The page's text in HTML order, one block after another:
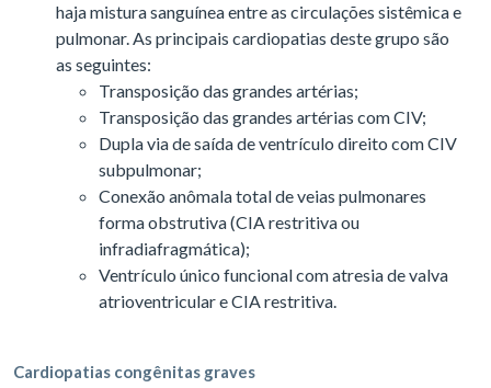
haja mistura sanguínea entre as circulações sistêmica e
pulmonar. As principais cardiopatias deste grupo são
as seguintes:
Transposição das grandes artérias;
Transposição das grandes artérias com CIV;
Dupla via de saída de ventrículo direito com CIV
subpulmonar;
Conexão anômala total de veias pulmonares
forma obstrutiva (CIA restritiva ou
infradiafragmática);
Ventrículo único funcional com atresia de valva
atrioventricular e CIA restritiva.
Cardiopatias congênitas graves